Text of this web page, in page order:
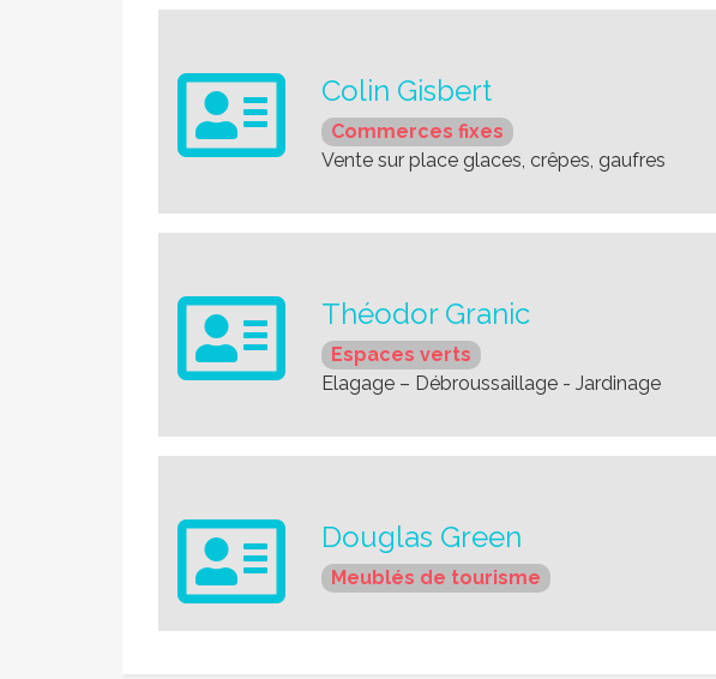
Colin Gisbert
Commerces fixes
Vente sur place glaces, crêpes, gaufres
Théodor Granic
Espaces verts
Elagage – Débroussaillage - Jardinage
Douglas Green
Meublés de tourisme